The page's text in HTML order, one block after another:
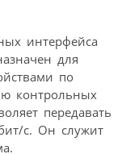
интерфейса
для
по
контрольных
передавать
с. Он служит